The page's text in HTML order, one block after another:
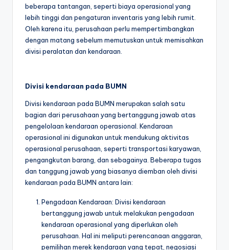
beberapa tantangan, seperti biaya operasional yang
lebih tinggi dan pengaturan inventaris yang lebih rumit.
Oleh karena itu, perusahaan perlu mempertimbangkan
dengan matang sebelum memutuskan untuk memisahkan
divisi peralatan dan kendaraan.
Divisi kendaraan pada BUMN
Divisi kendaraan pada BUMN merupakan salah satu
bagian dari perusahaan yang bertanggung jawab atas
pengelolaan kendaraan operasional. Kendaraan
operasional ini digunakan untuk mendukung aktivitas
operasional perusahaan, seperti transportasi karyawan,
pengangkutan barang, dan sebagainya. Beberapa tugas
dan tanggung jawab yang biasanya diemban oleh divisi
kendaraan pada BUMN antara lain:
Pengadaan Kendaraan: Divisi kendaraan
bertanggung jawab untuk melakukan pengadaan
kendaraan operasional yang diperlukan oleh
perusahaan. Hal ini meliputi perencanaan anggaran,
pemilihan merek kendaraan yang tepat, negosiasi